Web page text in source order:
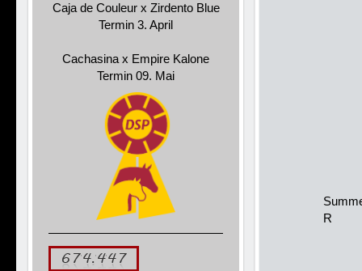
R
Caja de Couleur x Zirdento Blue
Termin 3. April
Cachasina x Empire Kalone
Termin 09. Mai